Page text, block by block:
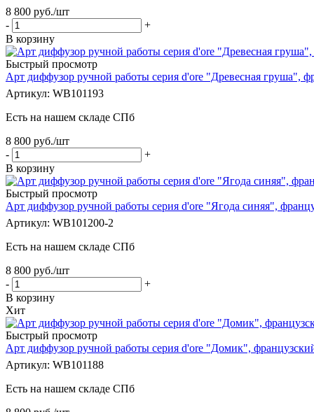
8 800 руб./шт
-
+
В корзину
Быстрый просмотр
Арт диффузор ручной работы серия d'ore "Древесная груша",
Артикул: WB101193
Есть на нашем складе СПб
8 800 руб./шт
-
+
В корзину
Быстрый просмотр
Арт диффузор ручной работы серия d'ore "Ягода синяя",
Артикул: WB101200-2
Есть на нашем складе СПб
8 800 руб./шт
-
+
В корзину
Хит
Быстрый просмотр
Арт диффузор ручной работы серия d'ore "Домик",
Артикул: WB101188
Есть на нашем складе СПб